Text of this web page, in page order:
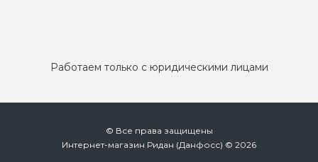
Работаем только с юридическими лицами
© Все права защищены
Интернет-магазин Ридан (Данфосс) © 2026